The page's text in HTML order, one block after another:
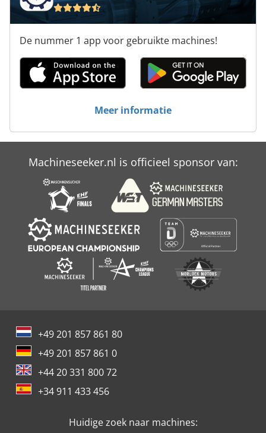
De nummer 1 app voor gebruikte machines!
Meer informatie
Machineseeker.nl is officieel sponsor van:
+49 201 857 861 80
+49 201 857 861 0
+44 20 331 800 72
+34 911 433 456
Huidige zoek naar machines: